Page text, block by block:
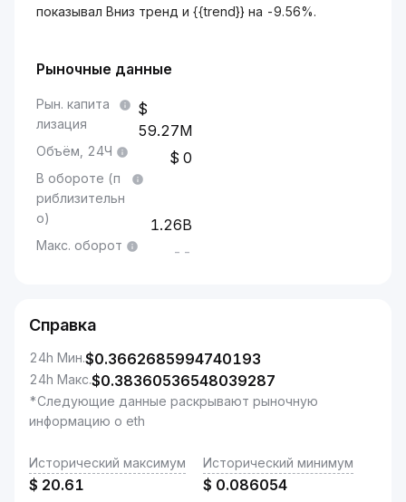
показывал Вниз тренд и {{trend}} на -9.56%.
Рыночные данные
Рын. капита
лизация
59.27M
Объём, 24Ч 0
В обороте (п
риблизительн
о)
1.26B
Макс. оборот --
Справка
24h Мин.$0.3662685994740193
24h Макс.$0.38360536548039287
*Следующие данные раскрывают рыночную
информацию о eth
Исторический максимум
$ 20.61
Исторический минимум
$ 0.086054